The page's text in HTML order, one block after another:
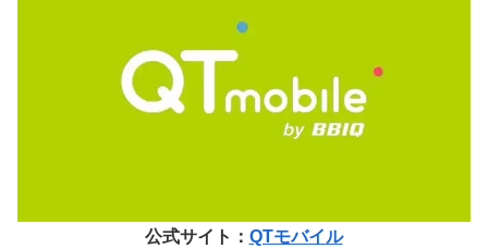
公式サイト： QTモバイル